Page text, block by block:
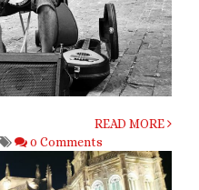
READ MORE
0 Comments